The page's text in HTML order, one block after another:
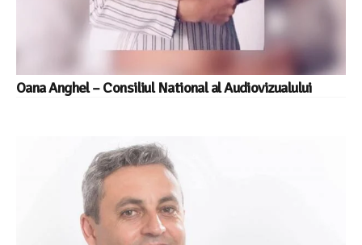
Oana Anghel – Consiliul National al Audiovizualului